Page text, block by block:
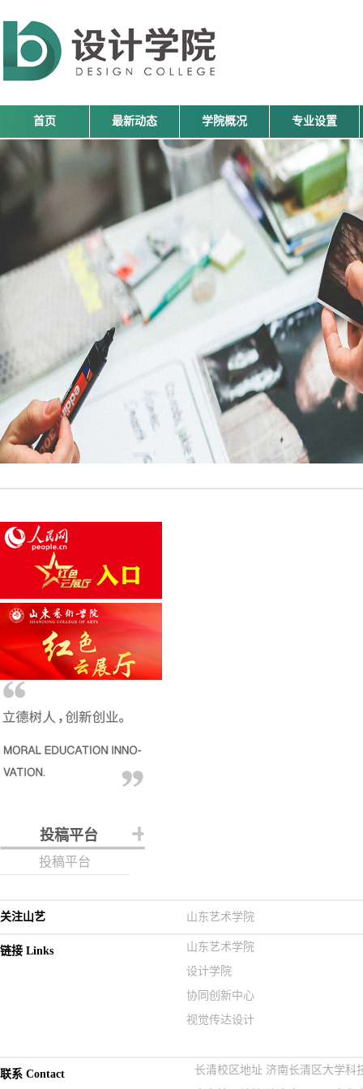
首页 最新动态 学院概况 专业设置
投稿平台
投稿平台
关注山艺 山东艺术学院
链接 Links
山东艺术学院
设计学院
协同创新中心
视觉传达设计
联系 Contact
长清校区地址 济南长清区大学科